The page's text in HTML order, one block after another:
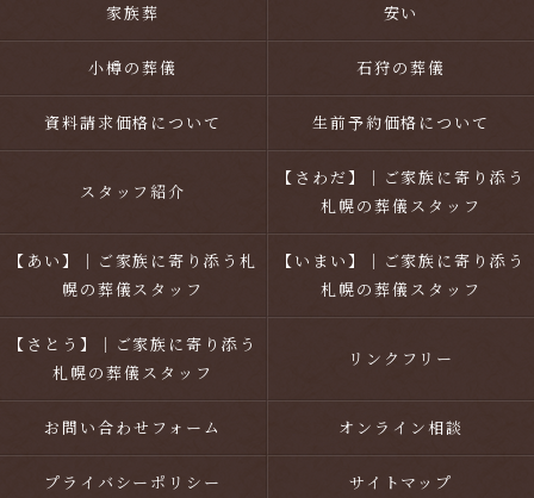
家族葬 安い
小樽の葬儀 石狩の葬儀
資料請求価格について 生前予約価格について
スタッフ紹介
【さわだ】｜ご家族に寄り添う
札幌の葬儀スタッフ
【あい】｜ご家族に寄り添う札
幌の葬儀スタッフ
【いまい】｜ご家族に寄り添う
札幌の葬儀スタッフ
【さとう】｜ご家族に寄り添う
札幌の葬儀スタッフ
リンクフリー
お問い合わせフォーム オンライン相談
プライバシーポリシー サイトマップ